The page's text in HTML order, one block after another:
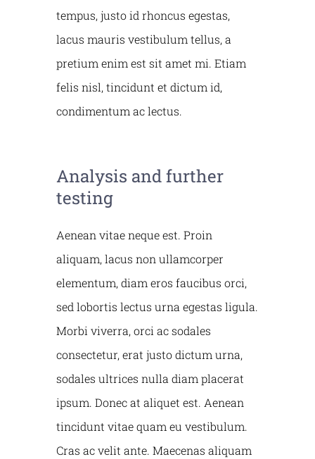
tempus, justo id rhoncus egestas,
lacus mauris vestibulum tellus, a
pretium enim est sit amet mi. Etiam
felis nisl, tincidunt et dictum id,
condimentum ac lectus.
Analysis and further
testing
Aenean vitae neque est. Proin
aliquam, lacus non ullamcorper
elementum, diam eros faucibus orci,
sed lobortis lectus urna egestas ligula.
Morbi viverra, orci ac sodales
consectetur, erat justo dictum urna,
sodales ultrices nulla diam placerat
ipsum. Donec at aliquet est. Aenean
tincidunt vitae quam eu vestibulum.
Cras ac velit ante. Maecenas aliquam